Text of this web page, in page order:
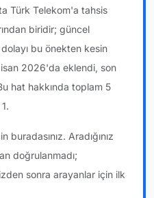
Türk Telekom'a tahsis
biridir; güncel
bu önekten kesin
2026'da eklendi, son
hat hakkında toplam 5
buradasınız. Aradığınız
doğrulanmadı;
sonra arayanlar için ilk